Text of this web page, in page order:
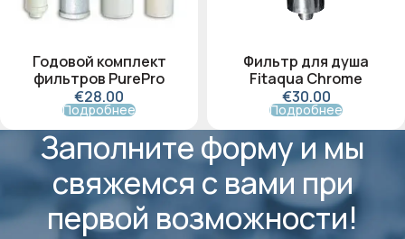
Годовой комплект
фильтров PurePro
€28.00
Подробнее
Фильтр для душа
Fitaqua Chrome
€30.00
Подробнее
Заполните форму и мы
свяжемся с вами при
первой возможности!